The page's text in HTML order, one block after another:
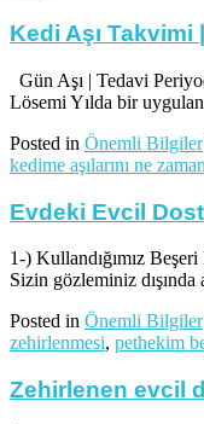
Kedi Aşı Takvimi
Gün Aşı | Tedavi
Lösemi Yılda bir
Posted in Önemli Bilgiler
kedime aşılarını ne
Evdeki Evcil
1-) Kullandığımız
Sizin gözleminiz
Posted in Önemli Bilgiler
zehirlenmesi, pethekim
Zehirlenen evcil